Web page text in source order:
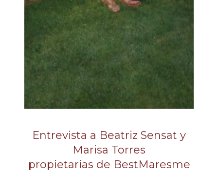
Entrevista a Beatriz Sensat y
Marisa Torres
propietarias de BestMaresme